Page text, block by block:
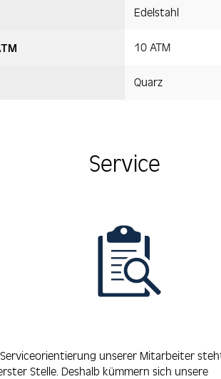
Edelstahl
10 ATM
Quarz
Service
Serviceorientierung unserer Mitarbeiter
Stelle. Deshalb kümmern sich unsere